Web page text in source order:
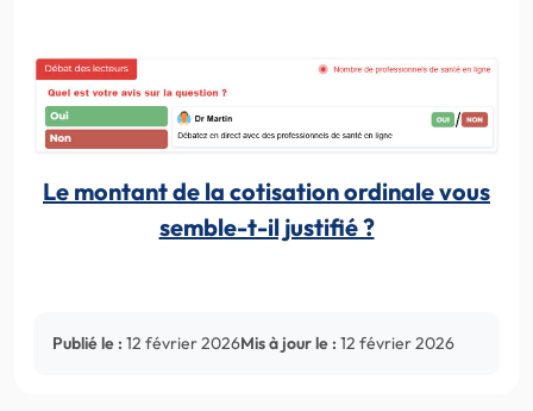
Le montant de la cotisation ordinale vous
semble-t-il justifié ?
Publié le : 12 février 2026Mis à jour le : 12 février 2026